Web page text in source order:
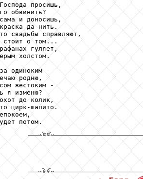
просишь,
обвинить?
и доносишь,
да нить.
свадьбы справляют,
о том...
гуляет,
холстом.
одиноким -
родню,
жестоким -
я изменю?
до колик,
цирк-шапито.
потом.